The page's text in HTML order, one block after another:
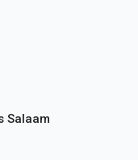
Salaam